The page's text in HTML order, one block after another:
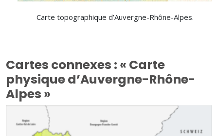
Carte topographique d’Auvergne-Rhône-Alpes.
Cartes connexes : « Carte
physique d’Auvergne-Rhône-
Alpes »